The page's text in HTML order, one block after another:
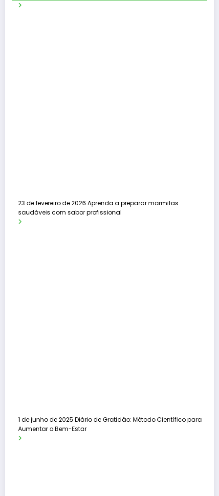
23 de fevereiro de 2026 Aprenda a preparar marmitas
saudáveis com sabor profissional
1 de junho de 2025 Diário de Gratidão: Método Científico para
Aumentar o Bem-Estar